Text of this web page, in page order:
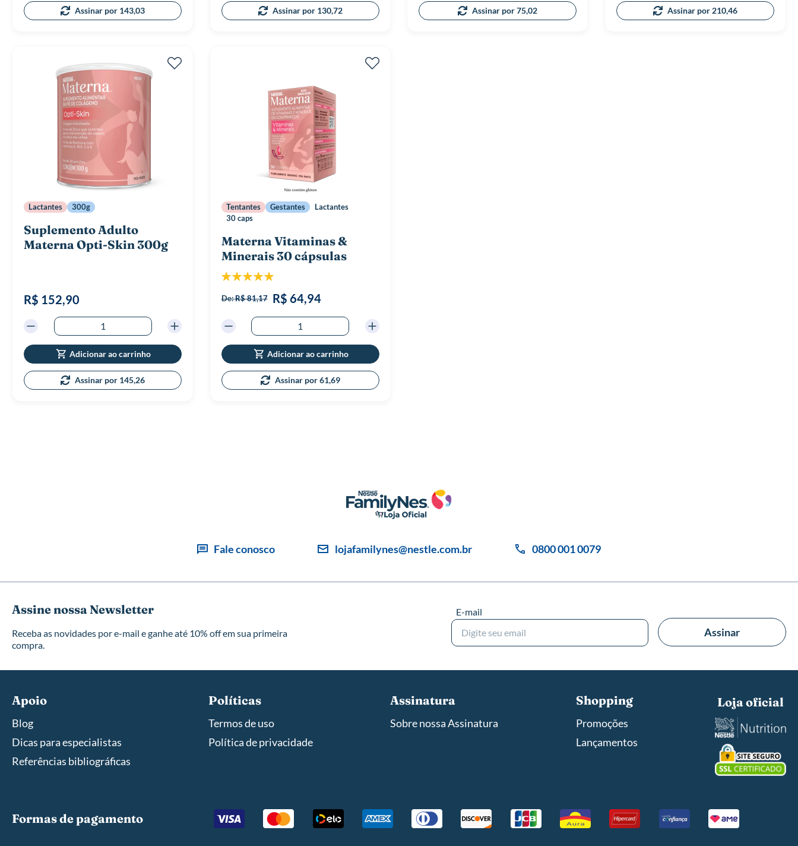
Assinar por 143,03 Assinar por 130,72 Assinar por 75,02 Assinar por 210,46
Lactantes 300g
Suplemento Adulto
Materna Opti-Skin 300g
R$ 152,90
Adicionar ao carrinho
Assinar por 145,26
Tentantes Gestantes
Lactantes
30 caps
Materna Vitaminas &
Minerais 30 cápsulas
Classificação:
De:R$ 81,17 R$ 64,94
Adicionar ao carrinho
Assinar por 61,69
Fale conosco lojafamilynes@nestle.com.br 0800 001 0079
Assine nossa Newsletter
Receba as novidades por e-mail e ganhe até 10% off em sua primeira
compra.
E-mail
Assinar
Apoio
Blog
Dicas para especialistas
Referências bibliográficas
Políticas
Termos de uso
Política de privacidade
Assinatura
Sobre nossa Assinatura
Shopping
Promoções
Lançamentos
Loja oficial
Formas de pagamento